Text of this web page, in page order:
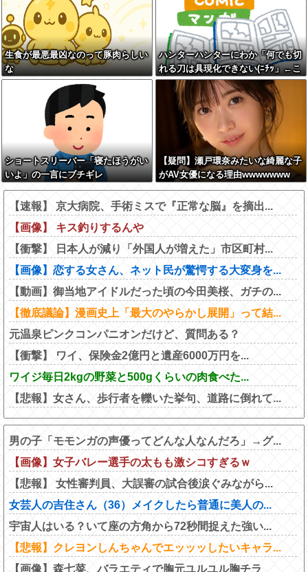
生食が最悪最凶なのって豚肉らしい
な
ハンターハンターにわか「何でも切
れる刀は具現化できない(ﾆﾁｯ」←こ
れ
ショートスリーパー「寝たほうがい
いよ」の一言にブチギレ
【疑問】瀬戸環奈みたいな綺麗な子
がAV女優になる理由wwwwwww
【速報】 京大病院、手術ミスで『正常な脳』を摘出...
【画像】 キス釣りするんや
【衝撃】 日本人が減り「外国人が増えた」市区町村...
【画像】恋する女さん、ネット民が驚愕する大変身を...
【動画】御当地アイドルだった頃の今田美桜、ガチの...
【徹底議論】漫画史上「最大のやらかし展開」って結...
元温泉ピンクコンパニオンだけど、質問ある？
【衝撃】 ワイ、保険金2億円と遺産6000万円を...
ワイジ毎日2kgの野菜と500gくらいの肉食べた...
【悲報】女さん、歩行者を轢いた挙句、道路に倒れて...
男の子「モモンガの声優ってどんな人なんだろ」→グ...
【画像】女子バレー選手の太もも激シコすぎるｗ
【悲報】 女性審判員、大誤審の試合後涙ぐみながら...
女芸人の吉住さん（36）メイクしたら普通に美人の...
宇宙人はいる？いて座の方角から72秒間捉えた強い...
【悲報】クレヨンしんちゃんでエッッッしたいキャラ...
【画像】森七菜、バラエティで胸元ユルユル胸チラ